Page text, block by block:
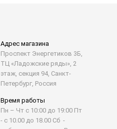
Адрес магазина
Проспект Энергетиков 3Б,
ТЦ «Ладожские ряды», 2
этаж, секция 94, Санкт-
Петербург, Россия
Время работы
Пн – Чт с 10:00 до 19:00 Пт
- с 10.00 до 18.00 Сб -